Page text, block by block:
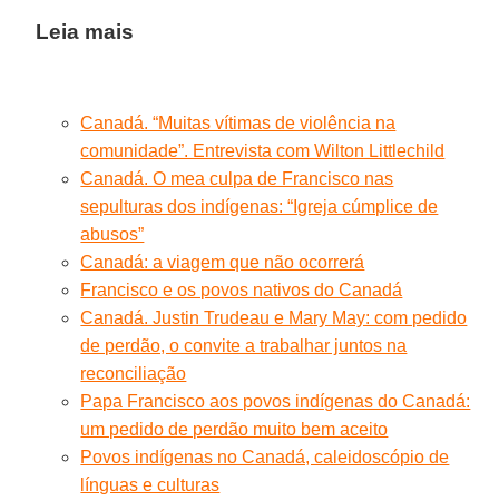
Leia mais
Canadá. “Muitas vítimas de violência na
comunidade”. Entrevista com Wilton Littlechild
Canadá. O mea culpa de Francisco nas
sepulturas dos indígenas: “Igreja cúmplice de
abusos”
Canadá: a viagem que não ocorrerá
Francisco e os povos nativos do Canadá
Canadá. Justin Trudeau e Mary May: com pedido
de perdão, o convite a trabalhar juntos na
reconciliação
Papa Francisco aos povos indígenas do Canadá:
um pedido de perdão muito bem aceito
Povos indígenas no Canadá, caleidoscópio de
línguas e culturas